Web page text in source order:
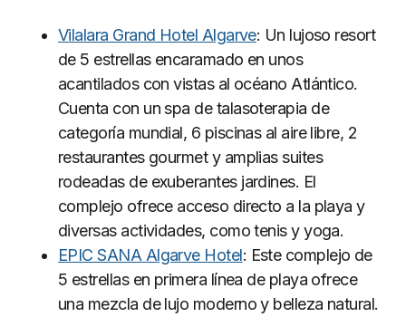
Vilalara Grand Hotel Algarve: Un lujoso resort
de 5 estrellas encaramado en unos
acantilados con vistas al océano Atlántico.
Cuenta con un spa de talasoterapia de
categoría mundial, 6 piscinas al aire libre, 2
restaurantes gourmet y amplias suites
rodeadas de exuberantes jardines. El
complejo ofrece acceso directo a la playa y
diversas actividades, como tenis y yoga.
EPIC SANA Algarve Hotel: Este complejo de
5 estrellas en primera línea de playa ofrece
una mezcla de lujo moderno y belleza natural.